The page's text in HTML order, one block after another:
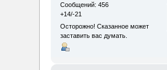
Сообщений: 456
+14/-21
Осторожно! Сказанное может
заставить вас думать.